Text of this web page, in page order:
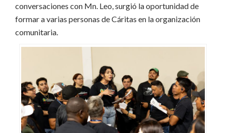
conversaciones con Mn. Leo, surgió la oportunidad de
formar a varias personas de Cáritas en la organización
comunitaria.